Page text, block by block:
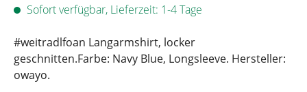
Sofort verfügbar, Lieferzeit: 1-4 Tage
#weitradlfoan Langarmshirt, locker
geschnitten.Farbe: Navy Blue, Longsleeve. Hersteller:
owayo.